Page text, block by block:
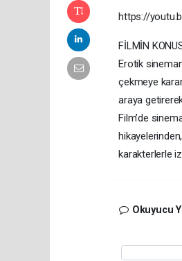
https://
FİLMİN
Erotik
çekmeye
araya
Film’de
karakterlerle
Okuyucu